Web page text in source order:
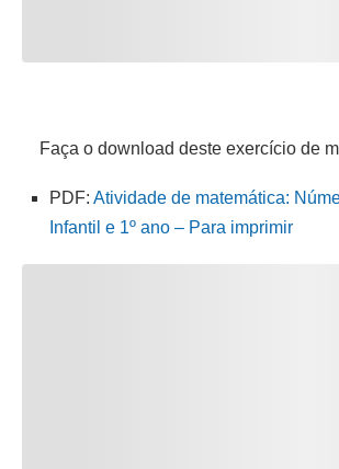
Faça o download deste exercício de
PDF: Atividade de matemática:
Infantil e 1º ano – Para imprimir